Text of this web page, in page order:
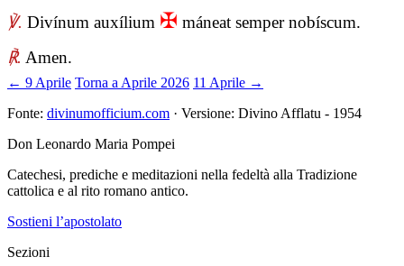
℣. Divínum auxílium ✠ máneat semper nobíscum.
℟. Amen.
← 9 Aprile Torna a Aprile 2026 11 Aprile →
Fonte: divinumofficium.com · Versione: Divino Afflatu - 1954
Don Leonardo Maria Pompei
Catechesi, prediche e meditazioni nella fedeltà alla Tradizione
cattolica e al rito romano antico.
Sostieni l’apostolato
Sezioni